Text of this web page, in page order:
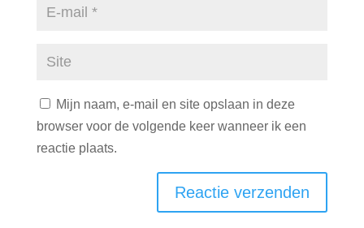
Mijn naam, e-mail en site opslaan in deze
browser voor de volgende keer wanneer ik een
reactie plaats.